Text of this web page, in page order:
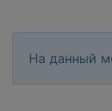
На данный